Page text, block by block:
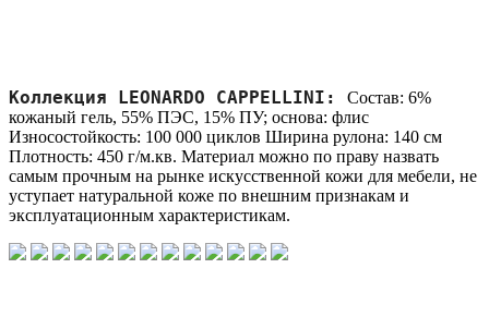
Коллекция LEONARDO CAPPELLINI:
Состав: 6%
кожаный гель, 55% ПЭС, 15% ПУ; основа: флис
Износостойкость: 100 000 циклов Ширина рулона: 140 см
Плотность: 450 г/м.кв. Материал можно по праву назвать
самым прочным на рынке искусственной кожи для мебели, не
уступает натуральной коже по внешним признакам и
эксплуатационным характеристикам.